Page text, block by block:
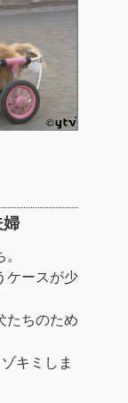
ケースが少
たちのため
キミしま